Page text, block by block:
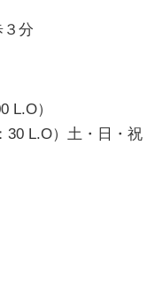
分
L.O）
30 L.O）土・日・祝